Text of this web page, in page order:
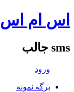
اس ام اس
sms جالب
ورود
برگه نمونه